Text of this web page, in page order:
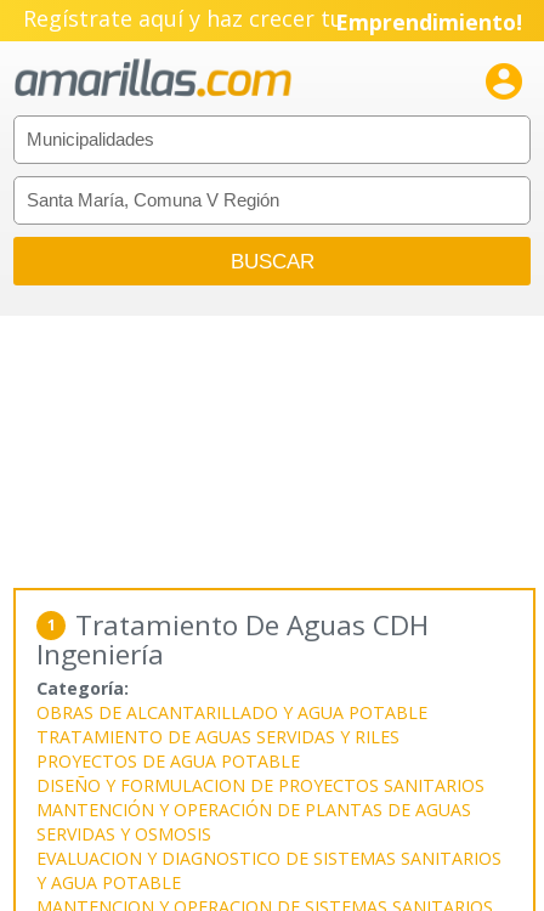
Regístrate aquí y haz crecer tuEmprendimiento!

1 Tratamiento De Aguas CDH
Ingeniería
Categoría:
OBRAS DE ALCANTARILLADO Y AGUA POTABLE
TRATAMIENTO DE AGUAS SERVIDAS Y RILES
PROYECTOS DE AGUA POTABLE
DISEÑO Y FORMULACION DE PROYECTOS SANITARIOS
MANTENCIÓN Y OPERACIÓN DE PLANTAS DE AGUAS
SERVIDAS Y OSMOSIS
EVALUACION Y DIAGNOSTICO DE SISTEMAS SANITARIOS
Y AGUA POTABLE